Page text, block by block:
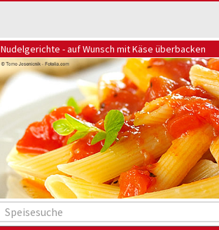
Nudelgerichte - auf Wunsch mit Käse überbacken